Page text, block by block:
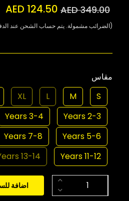
AED 349.00
AED 124.50
(الضرائب مشمولة. يتم حساب الشحن عند
مقاس
S
M
L
XL
2-3 Years
3-4 Years
5-6 Years
7-8 Years
11-12 Years
13-14 Years
اضافة